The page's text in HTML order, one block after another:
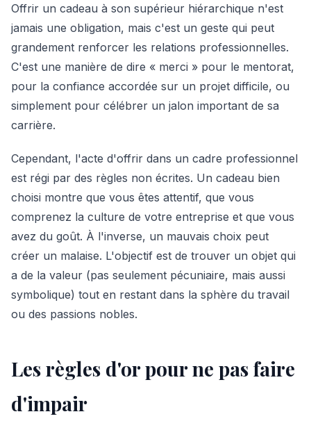
Offrir un cadeau à son supérieur hiérarchique n'est
jamais une obligation, mais c'est un geste qui peut
grandement renforcer les relations professionnelles.
C'est une manière de dire « merci » pour le mentorat,
pour la confiance accordée sur un projet difficile, ou
simplement pour célébrer un jalon important de sa
carrière.
Cependant, l'acte d'offrir dans un cadre professionnel
est régi par des règles non écrites. Un cadeau bien
choisi montre que vous êtes attentif, que vous
comprenez la culture de votre entreprise et que vous
avez du goût. À l'inverse, un mauvais choix peut
créer un malaise. L'objectif est de trouver un objet qui
a de la valeur (pas seulement pécuniaire, mais aussi
symbolique) tout en restant dans la sphère du travail
ou des passions nobles.
Les règles d'or pour ne pas faire
d'impair